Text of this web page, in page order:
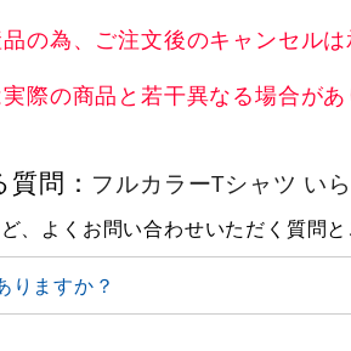
の為、ご注文後のキャンセル
際の商品と若干異なる場合が
問： フルカラーTシャツ い
、よくお問い合わせいただく質問
りますか？